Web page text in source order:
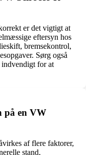
er det vigtigt at
eftersyn hos
bremsekontrol,
Sørg også
for at
på en VW
af flere faktorer,
stand,